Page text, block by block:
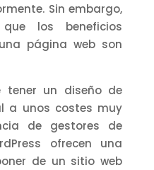
Sin embargo,
los beneficios
página web son
tener un diseño de
a unos costes muy
de gestores de
ofrecen una
de un sitio web